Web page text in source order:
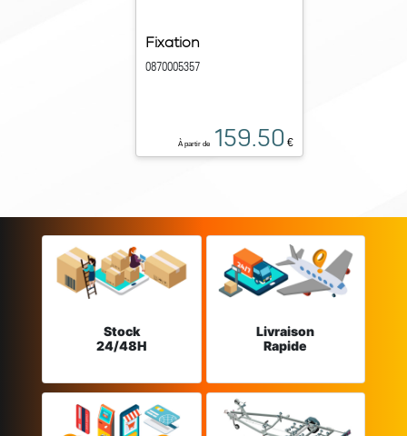
Fixation
0870005357
À partir de 159.50 €
Stock
24/48H
Livraison
Rapide